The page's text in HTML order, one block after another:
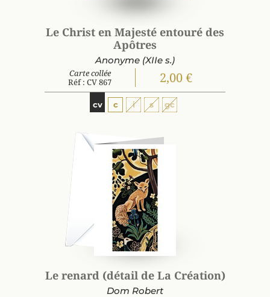
Le Christ en Majesté entouré des
Apôtres
Anonyme (XIIe s.)
Carte collée
Réf : CV 867
2,00 €
cv c i s gc
Le renard (détail de La Création)
Dom Robert